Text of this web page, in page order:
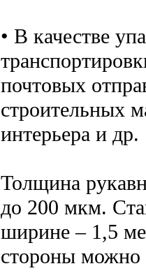
• В качестве
почтовых
строительных
интерьера и др.
Толщина
до 200 мкм.
ширине – 1,5
стороны можно